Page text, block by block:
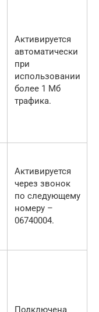
Активируется
автоматически
при
использовании
более 1 Мб
трафика.
Активируется
через звонок
по следующему
номеру –
06740004.
Подключена